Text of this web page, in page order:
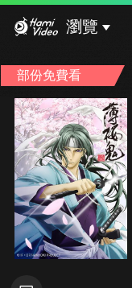
瀏覽
部份免費看